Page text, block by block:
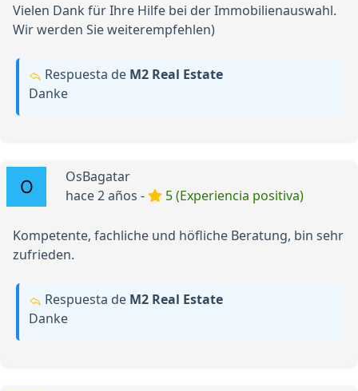
Vielen Dank für Ihre Hilfe bei der Immobilienauswahl.
Wir werden Sie weiterempfehlen)
Respuesta de М2 Real Estate
Danke
OsBagatar
hace 2 años -
5 (Experiencia positiva)
Kompetente, fachliche und höfliche Beratung, bin sehr
zufrieden.
Respuesta de М2 Real Estate
Danke